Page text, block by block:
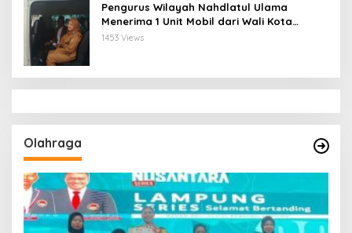
Pengurus Wilayah Nahdlatul Ulama
Menerima 1 Unit Mobil dari Wali Kota
Bandar Lampung
1453 Views
Olahraga